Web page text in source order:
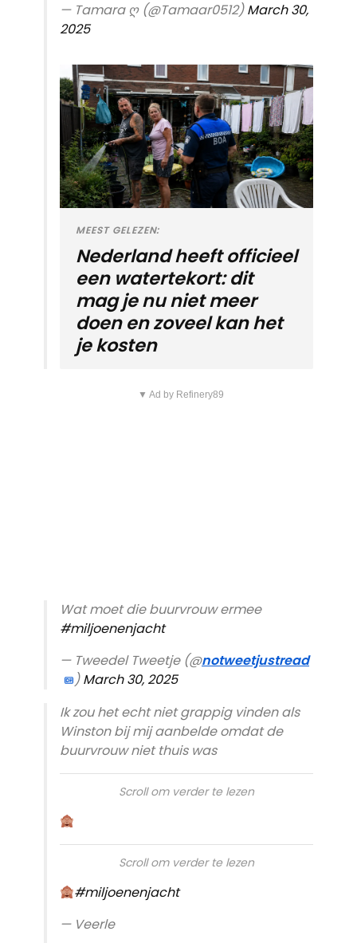
— Tamara ღ (@Tamaar0512)March 30,
2025
MEEST GELEZEN:
Nederland heeft officieel
een watertekort: dit
mag je nu niet meer
doen en zoveel kan het
je kosten
▼ Ad by Refinery89
Wat moet die buurvrouw ermee
#miljoenenjacht
— Tweedel Tweetje (@notweetjustread
)March 30, 2025
Ik zou het echt niet grappig vinden als
Winston bij mij aanbelde omdat de
buurvrouw niet thuis was
Scroll om verder te lezen
Scroll om verder te lezen
#miljoenenjacht
— Veerle